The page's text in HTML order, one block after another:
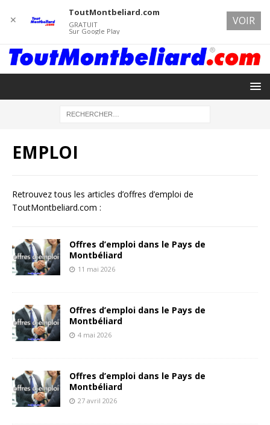
EMPLOI
Retrouvez tous les articles d’offres d’emploi de
ToutMontbeliard.com :
Offres d’emploi dans le Pays de
Montbéliard
11 mai 2026
Offres d’emploi dans le Pays de
Montbéliard
4 mai 2026
Offres d’emploi dans le Pays de
Montbéliard
27 avril 2026
✕
ToutMontbeliard.com
GRATUIT
Sur Google Play
VOIR